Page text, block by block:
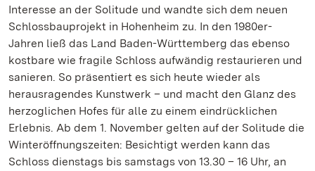
Interesse an der Solitude und wandte sich dem neuen
Schlossbauprojekt in Hohenheim zu. In den 1980er-
Jahren ließ das Land Baden-Württemberg das ebenso
kostbare wie fragile Schloss aufwändig restaurieren und
sanieren. So präsentiert es sich heute wieder als
herausragendes Kunstwerk – und macht den Glanz des
herzoglichen Hofes für alle zu einem eindrücklichen
Erlebnis. Ab dem 1. November gelten auf der Solitude die
Winteröffnungszeiten: Besichtigt werden kann das
Schloss dienstags bis samstags von 13.30 – 16 Uhr, an